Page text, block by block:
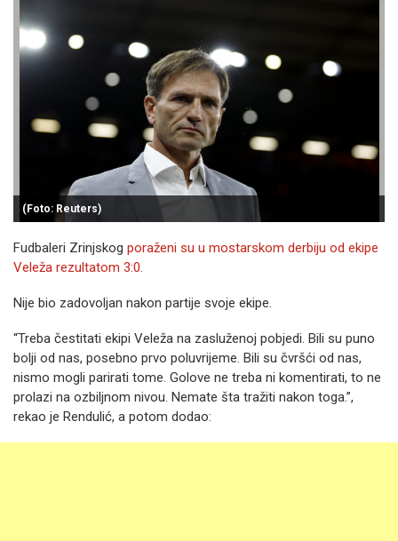
(Foto: Reuters)
Fudbaleri Zrinjskog poraženi su u mostarskom derbiju od ekipe
Veleža rezultatom 3:0.
Nije bio zadovoljan nakon partije svoje ekipe.
“Treba čestitati ekipi Veleža na zasluženoj pobjedi. Bili su puno
bolji od nas, posebno prvo poluvrijeme. Bili su čvršći od nas,
nismo mogli parirati tome. Golove ne treba ni komentirati, to ne
prolazi na ozbiljnom nivou. Nemate šta tražiti nakon toga.”,
rekao je Rendulić, a potom dodao: